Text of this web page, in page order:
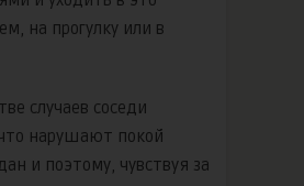
на прогулку или в
случаев соседи
нарушают покой
и поэтому, чувствуя за